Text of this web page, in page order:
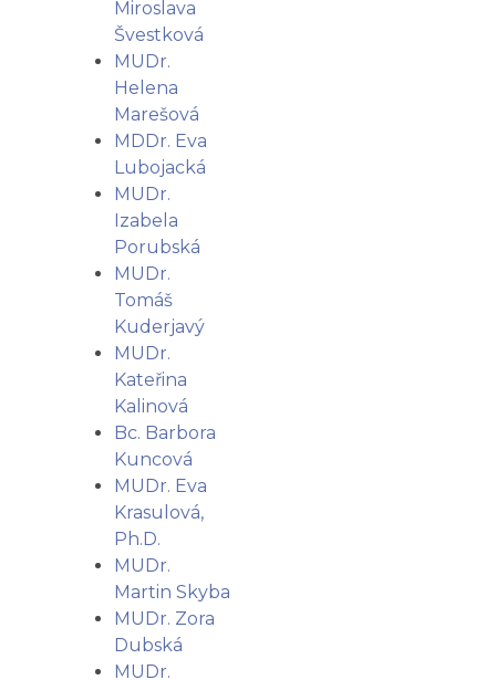
Miroslava
Švestková
MUDr.
Helena
Marešová
MDDr. Eva
Lubojacká
MUDr.
Izabela
Porubská
MUDr.
Tomáš
Kuderjavý
MUDr.
Kateřina
Kalinová
Bc. Barbora
Kuncová
MUDr. Eva
Krasulová,
Ph.D.
MUDr.
Martin Skyba
MUDr. Zora
Dubská
MUDr.